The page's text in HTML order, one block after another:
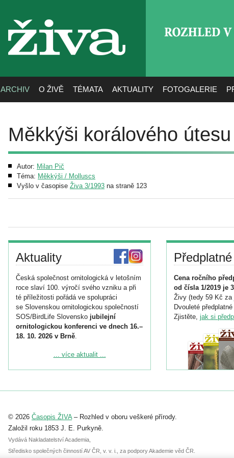
živa
ARCHIV O ŽIVĚ TÉMATA AKTUALITY FOTOGALERIE
Měkkýši korálového
Autor: Milan Pič
Téma: Měkkýši / Molluscs
Vyšlo v časopise Živa 3/1993 na straně 123
Aktuality
Česká společnost ornitologická v letošním
roce slaví 100. výročí svého vzniku a při
té příležitosti pořádá ve spolupráci
se Slovenskou ornitologickou společností
SOS/BirdLife Slovensko jubilejní
ornitologickou konferenci ve dnech 16.–
18. 10. 2026 v Brně.
Podrobnější informace ke konferenci
Registrovat se můžete do 6. září.
abstraktu přihlášené přednášky nebo
posteru je už 30. června.
... více aktualit ...
Cena ročního
od čísla 1/2019 je
Živy (tedy 59 Kč za
Dvouleté
Zjistěte, jak si
© 2026 Časopis ŽIVA– Rozhled v oboru veškeré přírody.
Založil roku 1853 J. E. Purkyně.
Vydává Nakladatelství Academia,
Středisko společných činností AV ČR, v. v. i., za podpory Akademie věd ČR.